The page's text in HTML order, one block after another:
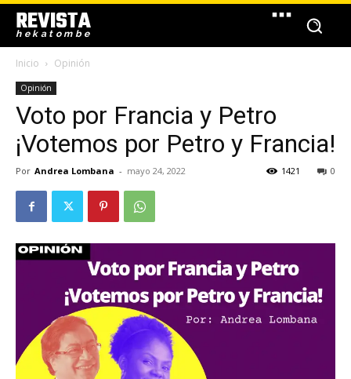
REVISTA
hekatombe
Inicio Opinión
Opinión
Voto por Francia y Petro
¡Votemos por Petro y Francia!
Por Andrea Lombana - mayo 24, 2022 0
1421